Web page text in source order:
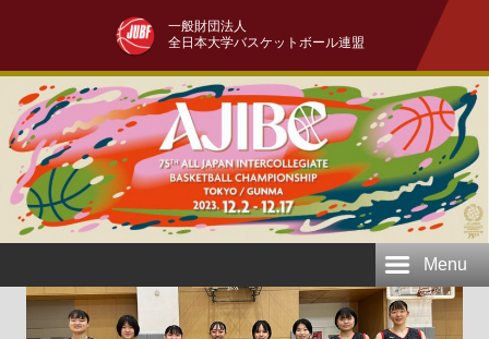
一般財団法人
全日本大学バスケットボール連盟
Menu